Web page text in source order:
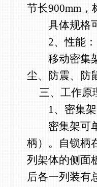
节长900mm，
具体规格可
2、性能：
移动密集架
尘、防震、防
三、工作原
1、密集架
密集架可单
柄）。自锁柄
列架体的侧面
后各一列装有